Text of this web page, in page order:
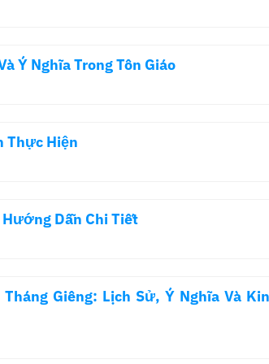
Ý Nghĩa Trong Tôn Giáo
Thực Hiện
Hướng Dẫn Chi Tiết
Giêng: Lịch Sử, Ý Nghĩa Và